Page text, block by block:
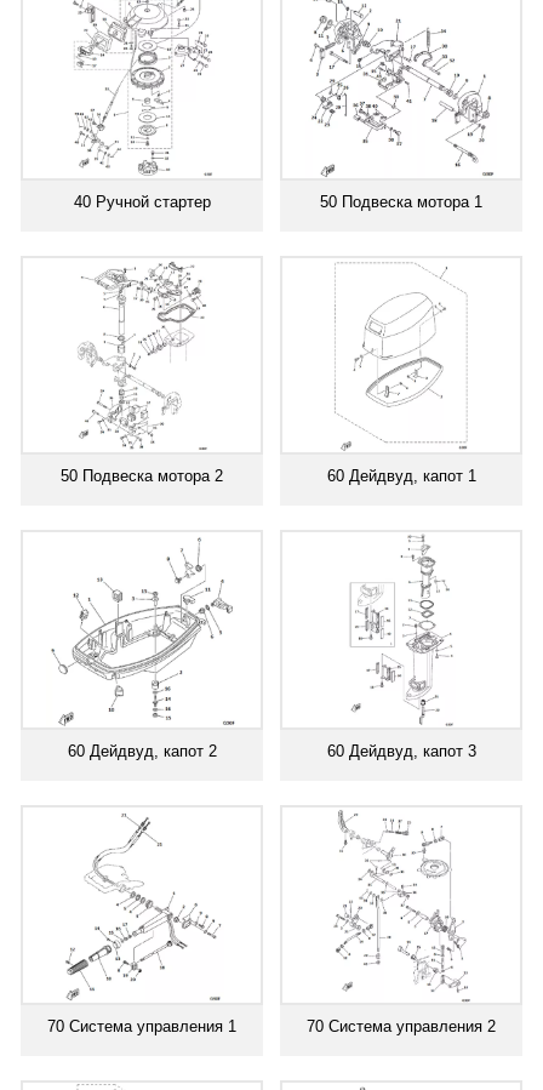
40 Ручной стартер 50 Подвеска мотора 1
50 Подвеска мотора 2 60 Дейдвуд, капот 1
60 Дейдвуд, капот 2 60 Дейдвуд, капот 3
70 Система управления 1 70 Система управления 2